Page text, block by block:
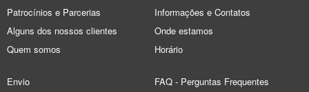
Patrocínios e Parcerias
Alguns dos nossos clientes
Quem somos
Informações e Contatos
Onde estamos
Horário
Envio FAQ - Perguntas Frequentes